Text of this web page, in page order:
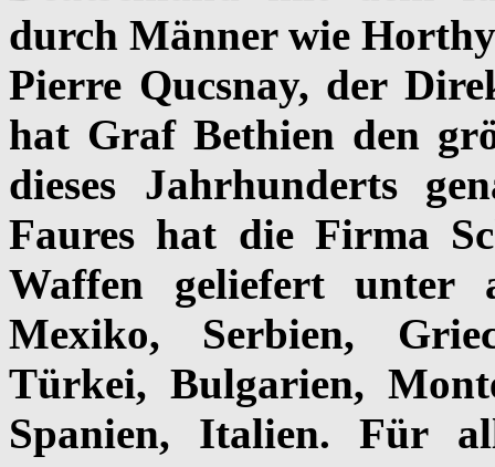
durch Männer wie
Pierre Qucsnay, der
hat Graf Bethien den
dieses Jahrhunderts
Faures hat die Firma
Waffen geliefert unter
Mexiko, Serbien,
Türkei, Bulgarien,
Spanien, Italien. Für